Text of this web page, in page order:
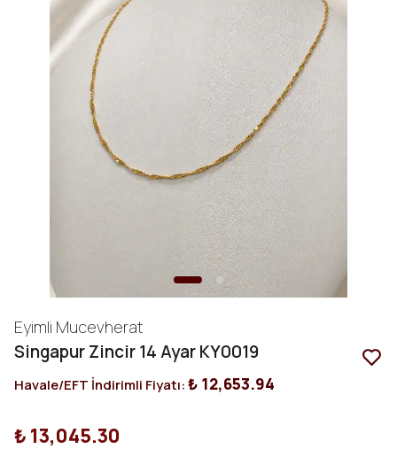
Eyimli Mucevherat
Singapur Zincir 14 Ayar KY0019
Havale/EFT İndirimli Fiyatı:₺ 12,653.94
₺ 13,045.30